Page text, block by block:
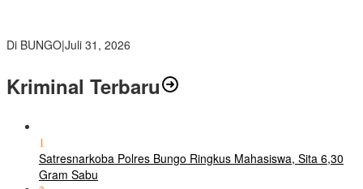
Di BUNGO|Juli 31, 2026
Kriminal Terbaru
1
Satresnarkoba Polres Bungo Ringkus Mahasiswa, Sita 6,30
Gram Sabu